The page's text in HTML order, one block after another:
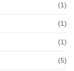
(1)
(1)
(1)
(5)